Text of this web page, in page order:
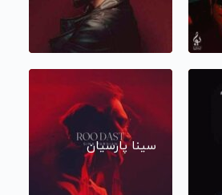
سینا پارسیان